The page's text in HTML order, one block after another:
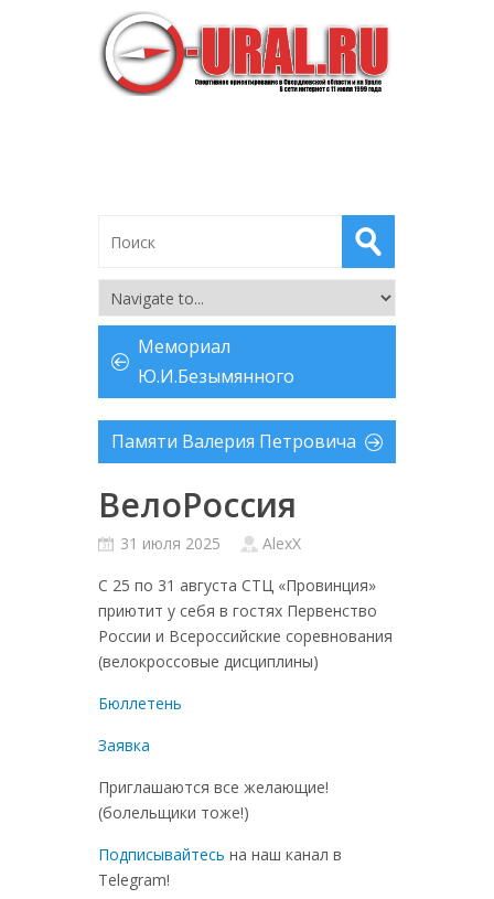
Мемориал
Ю.И.Безымянного
Памяти Валерия Петровича
ВелоРоссия
31 июля 2025
AlexX
С 25 по 31 августа СТЦ «Провинция»
приютит у себя в гостях Первенство
России и Всероссийские соревнования
(велокроссовые дисциплины)
Бюллетень
Заявка
Приглашаются все желающие!
(болельщики тоже!)
Подписывайтесь на наш канал в
Telegram!